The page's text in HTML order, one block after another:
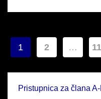
Brojevi
stranica
objava
1 2 …
Pristupnica za člana